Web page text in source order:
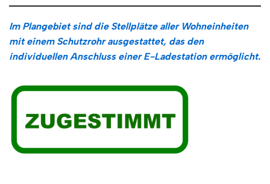
Im Plangebiet sind die Stellplätze aller Wohneinheiten
mit einem Schutzrohr ausgestattet, das den
individuellen Anschluss einer E-Ladestation ermöglicht.